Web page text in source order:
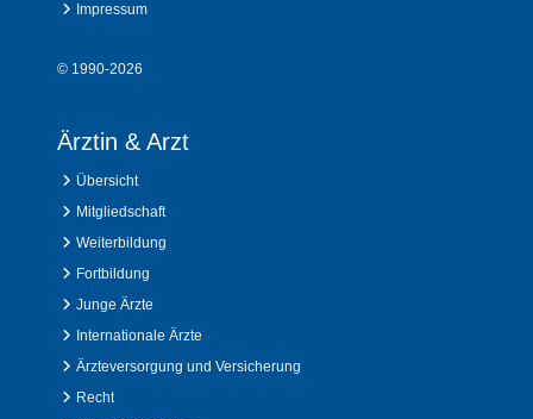
Impressum
© 1990-2026
Ärztin & Arzt
Übersicht
Mitgliedschaft
Weiterbildung
Fortbildung
Junge Ärzte
Internationale Ärzte
Ärzteversorgung und Versicherung
Recht